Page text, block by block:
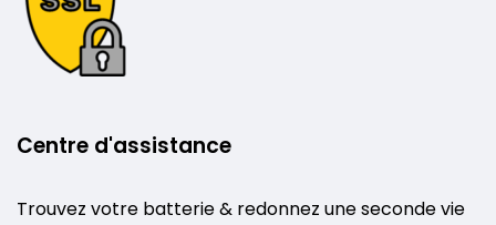
Centre d'assistance
Trouvez votre batterie & redonnez une seconde vie